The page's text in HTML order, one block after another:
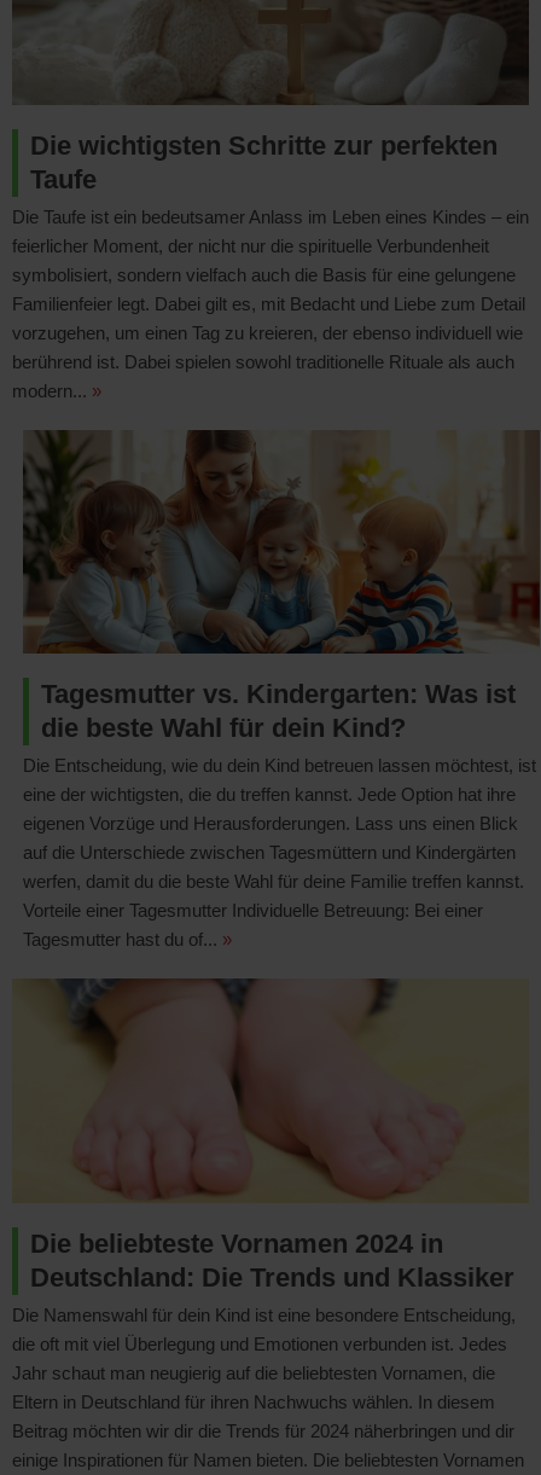
Die wichtigsten Schritte zur perfekten
Taufe
Die Taufe ist ein bedeutsamer Anlass im Leben eines Kindes – ein
feierlicher Moment, der nicht nur die spirituelle Verbundenheit
symbolisiert, sondern vielfach auch die Basis für eine gelungene
Familienfeier legt. Dabei gilt es, mit Bedacht und Liebe zum Detail
vorzugehen, um einen Tag zu kreieren, der ebenso individuell wie
berührend ist. Dabei spielen sowohl traditionelle Rituale als auch
modern... »
Tagesmutter vs. Kindergarten: Was ist
die beste Wahl für dein Kind?
Die Entscheidung, wie du dein Kind betreuen lassen möchtest, ist
eine der wichtigsten, die du treffen kannst. Jede Option hat ihre
eigenen Vorzüge und Herausforderungen. Lass uns einen Blick
auf die Unterschiede zwischen Tagesmüttern und Kindergärten
werfen, damit du die beste Wahl für deine Familie treffen kannst.
Vorteile einer Tagesmutter Individuelle Betreuung: Bei einer
Tagesmutter hast du of... »
Die beliebteste Vornamen 2024 in
Deutschland: Die Trends und Klassiker
Die Namenswahl für dein Kind ist eine besondere Entscheidung,
die oft mit viel Überlegung und Emotionen verbunden ist. Jedes
Jahr schaut man neugierig auf die beliebtesten Vornamen, die
Eltern in Deutschland für ihren Nachwuchs wählen. In diesem
Beitrag möchten wir dir die Trends für 2024 näherbringen und dir
einige Inspirationen für Namen bieten. Die beliebtesten Vornamen